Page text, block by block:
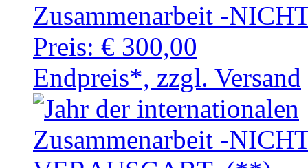
Zusammenarbeit -
Preis: € 300,00
Endpreis*, zzgl. Versand